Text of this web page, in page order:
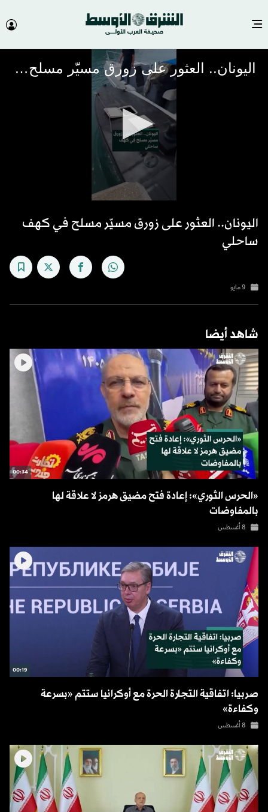
اليونان.. العثور على زورق مسيّر مسلح في كهف ساحلي
اليونان.. العثور على زورق مسيّر مسلح في كهف
ساحلي
9 مايو
شاهد أيضا
00:34
«الحرس الثوري»: إعادة فتح مضيق هرمز لا علاقة لها
بالمفاوضات
8 أغسطس
00:19
صربيا: اتفاقية التجارة الحرة مع أوكرانيا ستتم «بسرعة
وكفاءة»
8 أغسطس